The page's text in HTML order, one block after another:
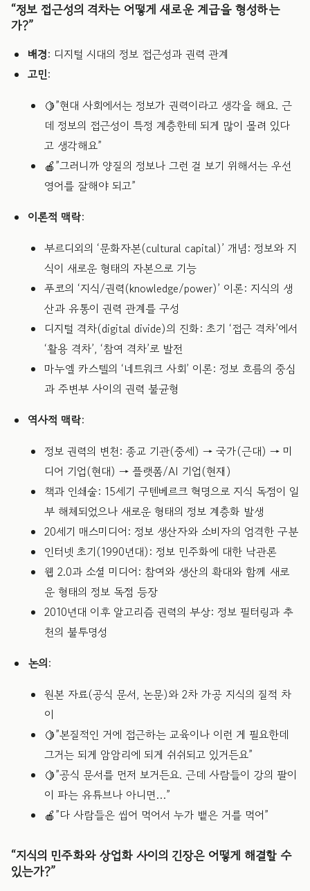
“정보 접근성의 격차는 어떻게 새로운 계급을 형성하는
가?”
배경: 디지털 시대의 정보 접근성과 권력 관계
고민:
🍋”현대 사회에서는 정보가 권력이라고 생각을 해요. 근
데 정보의 접근성이 특정 계층한테 되게 많이 몰려 있다
고 생각해요”
🍎”그러니까 양질의 정보나 그런 걸 보기 위해서는 우선
영어를 잘해야 되고”
이론적 맥락:
부르디외의 ‘문화자본(cultural capital)’ 개념: 정보와 지
식이 새로운 형태의 자본으로 기능
푸코의 ‘지식/권력(knowledge/power)’ 이론: 지식의 생
산과 유통이 권력 관계를 구성
디지털 격차(digital divide)의 진화: 초기 ‘접근 격차’에서
‘활용 격차’, ‘참여 격차’로 발전
마누엘 카스텔의 ‘네트워크 사회’ 이론: 정보 흐름의 중심
과 주변부 사이의 권력 불균형
역사적 맥락:
정보 권력의 변천: 종교 기관(중세) → 국가(근대) → 미
디어 기업(현대) → 플랫폼/AI 기업(현재)
책과 인쇄술: 15세기 구텐베르크 혁명으로 지식 독점이 일
부 해체되었으나 새로운 형태의 정보 계층화 발생
20세기 매스미디어: 정보 생산자와 소비자의 엄격한 구분
인터넷 초기(1990년대): 정보 민주화에 대한 낙관론
웹 2.0과 소셜 미디어: 참여와 생산의 확대와 함께 새로
운 형태의 정보 독점 등장
2010년대 이후 알고리즘 권력의 부상: 정보 필터링과 추
천의 불투명성
논의:
원본 자료(공식 문서, 논문)와 2차 가공 지식의 질적 차
이
🍋”본질적인 거에 접근하는 교육이나 이런 게 필요한데
그거는 되게 암암리에 되게 쉬쉬되고 있거든요”
🍋”공식 문서를 먼저 보거든요. 근데 사람들이 강의 팔이
이 파는 유튜브나 아니면…”
🍎”다 사람들은 씹어 먹어서 누가 뱉은 거를 먹어”
“지식의 민주화와 상업화 사이의 긴장은 어떻게 해결할 수
있는가?”